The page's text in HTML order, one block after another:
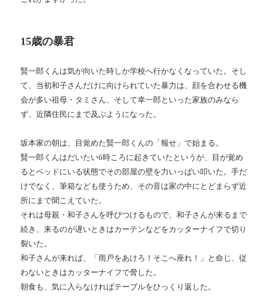
15歳の暴君
賢一郎くんは気が向いた時しか学校へ行かなくなっていた。そし
て、当初和子さんだけに向けられていた暴力は、顔を合わせる機
会が多い祖母・タミさん、そして幸一郎といった家族のみなら
ず、近隣住民にまで及ぶようになった。
坂本家の朝は、目覚めた賢一郎くんの「報せ」で始まる。
賢一郎くんはだいたい6時ころに起きていたというが、目が覚め
るとベッドにいる状態でその部屋の壁を力いっぱい叩いた。手だ
けでなく、筆箱なども使うため、その音は家の中にとどまらず近
所にまで聞こえていた。
それは母親・和子さんを呼びつけるもので、和子さんが来るまで
続き、来るのが遅いときはカーテンなどをカッターナイフで切り
裂いた。
和子さんが来れば、「雨戸をあけろ！そこへ座れ！」と命じ、従
わないときはカッターナイフで脅した。
朝食も、気に入らなければテーブルをひっくり返した。